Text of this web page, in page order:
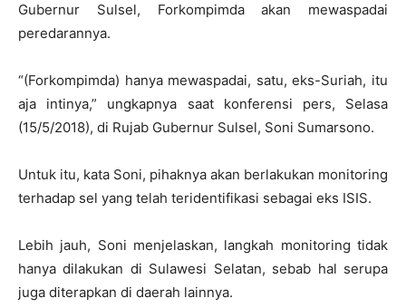
Gubernur Sulsel, Forkompimda akan mewaspadai
peredarannya.
“(Forkompimda) hanya mewaspadai, satu, eks-Suriah, itu
aja intinya,” ungkapnya saat konferensi pers, Selasa
(15/5/2018), di Rujab Gubernur Sulsel, Soni Sumarsono.
Untuk itu, kata Soni, pihaknya akan berlakukan monitoring
terhadap sel yang telah teridentifikasi sebagai eks ISIS.
Lebih jauh, Soni menjelaskan, langkah monitoring tidak
hanya dilakukan di Sulawesi Selatan, sebab hal serupa
juga diterapkan di daerah lainnya.